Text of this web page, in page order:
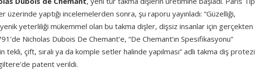
üzerinde yaptığı incelemelerden sonra, şu raporu yayınladı: “Güzelliği,
yeterliliği mükemmel olan bu takma dişler, dişsiz insanlar için gerçekten
Nicholas Dubois De Chemant’e, “De Chemant’ın Spesifikasyonu”
tekli, çift, sıralı ya da komple setler halinde yapılması” adlı takma diş protezi
patent verildi.